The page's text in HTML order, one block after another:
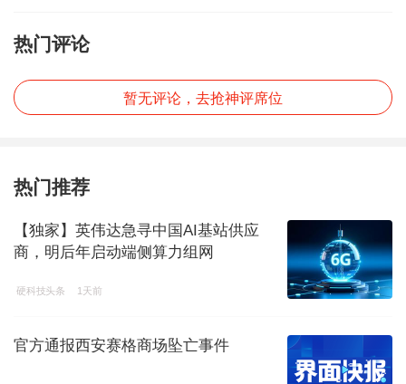
热门评论
暂无评论，去抢神评席位
热门推荐
【独家】英伟达急寻中国AI基站供应
商，明后年启动端侧算力组网
硬科技头条 1天前
官方通报西安赛格商场坠亡事件